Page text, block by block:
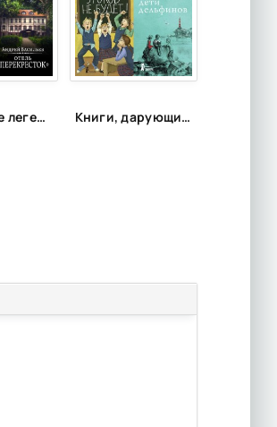
Городские легенды, мистические истории и всё о хтони Книги, дарующие радость